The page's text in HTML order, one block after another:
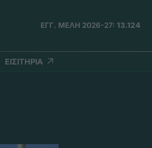
ΕΓΓ. ΜΕΛΗ 2026-27: 13.124
ΕΙΣΙΤΗΡΙΑ